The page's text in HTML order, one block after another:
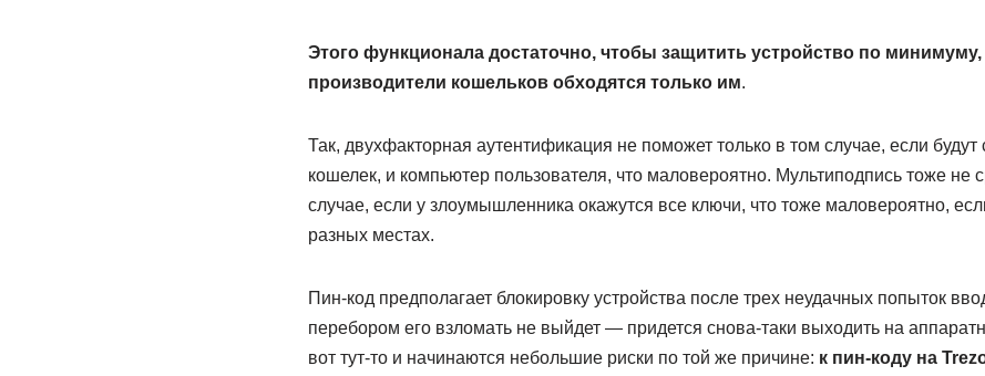
Этого функционала достаточно, чтобы защитить устройство по
производители кошельков обходятся только им.
Так, двухфакторная аутентификация не поможет только в том случае, если
кошелек, и компьютер пользователя, что маловероятно. Мультиподпись тоже не
случае, если у злоумышленника окажутся все ключи, что тоже маловероятно,
разных местах.
Пин-код предполагает блокировку устройства после трех неудачных попыток
перебором его взломать не выйдет — придется снова-таки выходить на
вот тут-то и начинаются небольшие риски по той же причине: к пин-коду на